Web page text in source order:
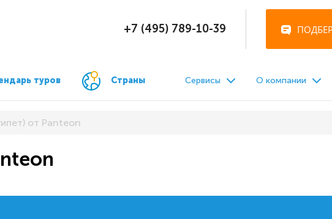
+7 (495) 789-10-39
туров Страны Сервисы О компании
от Panteon